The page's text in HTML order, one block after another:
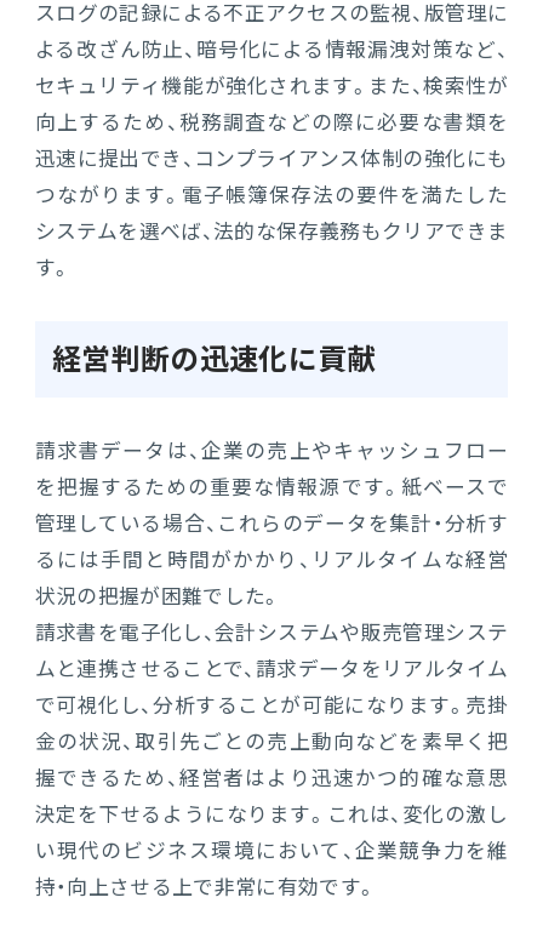
スログの記録による不正アクセスの監視、版管理に
よる改ざん防止、暗号化による情報漏洩対策など、
セキュリティ機能が強化されます。また、検索性が
向上するため、税務調査などの際に必要な書類を
迅速に提出でき、コンプライアンス体制の強化にも
つながります。電子帳簿保存法の要件を満たした
システムを選べば、法的な保存義務もクリアできま
す。
経営判断の迅速化に貢献
請求書データは、企業の売上やキャッシュフロー
を把握するための重要な情報源です。紙ベースで
管理している場合、これらのデータを集計・分析す
るには手間と時間がかかり、リアルタイムな経営
状況の把握が困難でした。
請求書を電子化し、会計システムや販売管理システ
ムと連携させることで、請求データをリアルタイム
で可視化し、分析することが可能になります。売掛
金の状況、取引先ごとの売上動向などを素早く把
握できるため、経営者はより迅速かつ的確な意思
決定を下せるようになります。これは、変化の激し
い現代のビジネス環境において、企業競争力を維
持・向上させる上で非常に有効です。